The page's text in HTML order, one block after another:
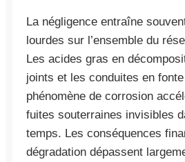
La négligence entraîne
lourdes sur l’ensemble du
Les acides gras en
joints et les conduites en
phénomène de corrosion
fuites souterraines invisibles
temps. Les conséquences
dégradation dépassent